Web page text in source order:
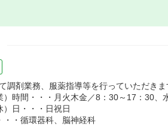
調剤業務、服薬指導等を行っていただきま
）時間・・・月火木金／8：30～17：30、
）日・・・日祝日
・・循環器科、脳神経科